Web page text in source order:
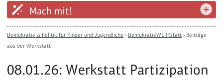
Mach mit!
Demokratie & Politik für Kinder und Jugendliche › DemokratieWERKstatt › Beiträge
aus der Werkstatt
08.01.26: Werkstatt Partizipation